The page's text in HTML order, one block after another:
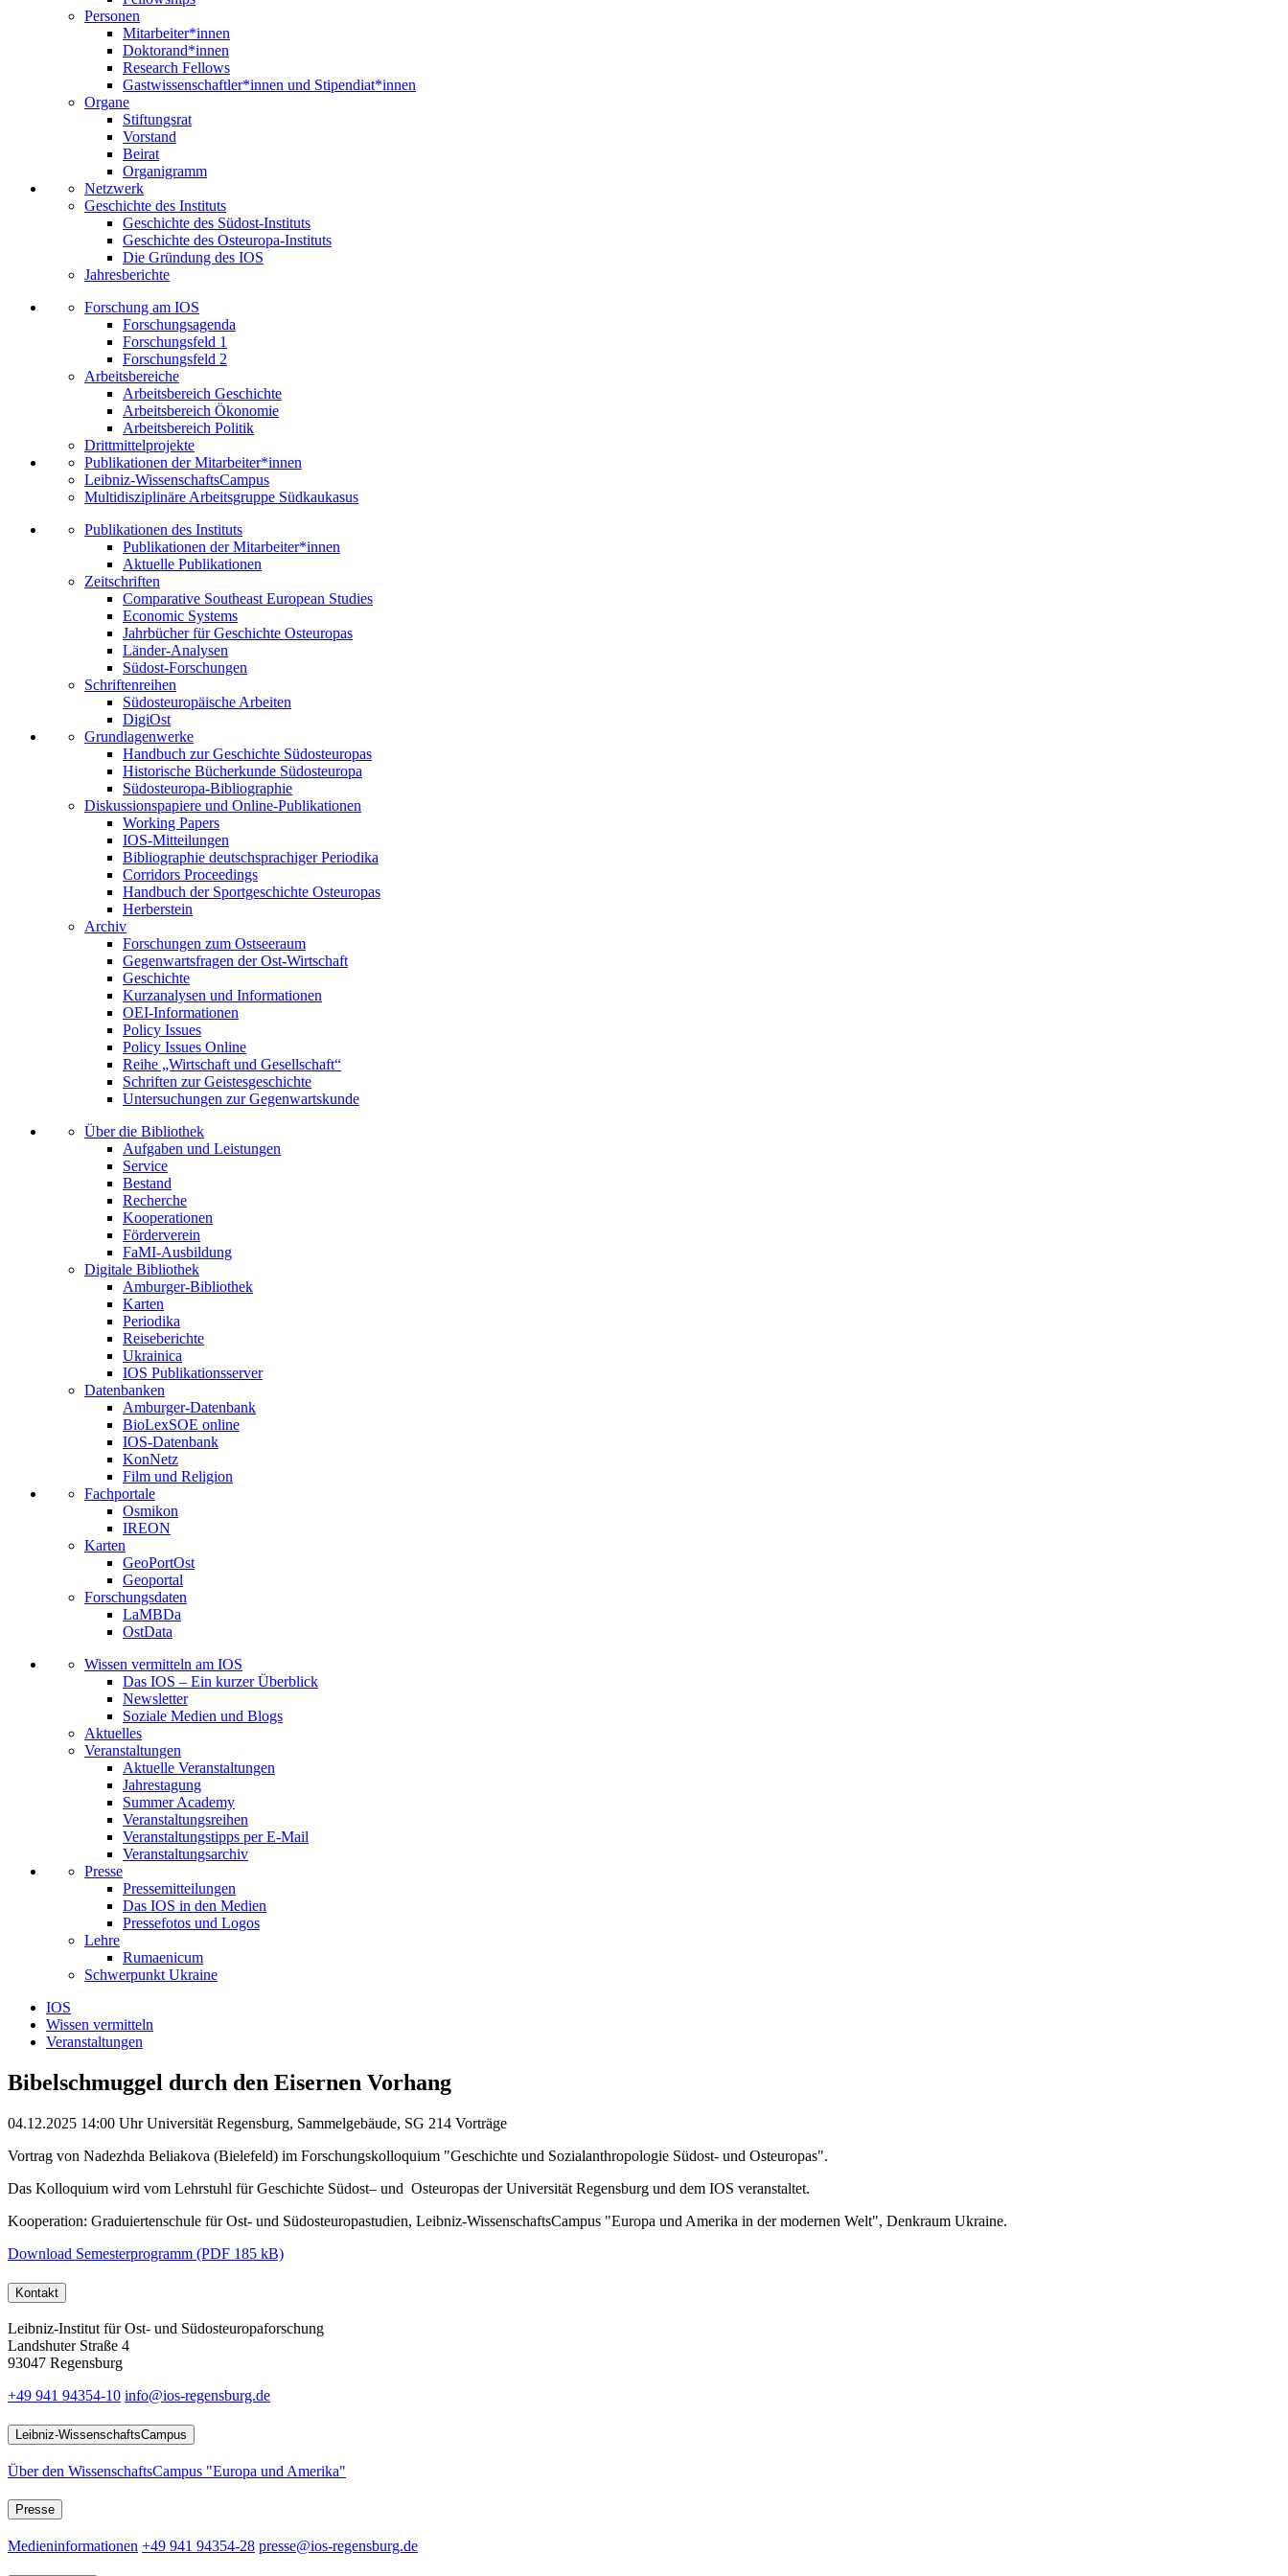
Personen
Mitarbeiter*innen
Doktorand*innen
Research Fellows
Gastwissenschaftler*innen und Stipendiat*innen
Organe
Stiftungsrat
Vorstand
Beirat
Organigramm
Netzwerk
Geschichte des Instituts
Geschichte des Südost-Instituts
Geschichte des Osteuropa-Instituts
Die Gründung des IOS
Jahresberichte
Forschung am IOS
Forschungsagenda
Forschungsfeld 1
Forschungsfeld 2
Arbeitsbereiche
Arbeitsbereich Geschichte
Arbeitsbereich Ökonomie
Arbeitsbereich Politik
Drittmittelprojekte
Publikationen der Mitarbeiter*innen
Leibniz-WissenschaftsCampus
Multidisziplinäre Arbeitsgruppe Südkaukasus
Publikationen des Instituts
Publikationen der Mitarbeiter*innen
Aktuelle Publikationen
Zeitschriften
Comparative Southeast European Studies
Economic Systems
Jahrbücher für Geschichte Osteuropas
Länder-Analysen
Südost-Forschungen
Schriftenreihen
Südosteuropäische Arbeiten
DigiOst
Grundlagenwerke
Handbuch zur Geschichte Südosteuropas
Historische Bücherkunde Südosteuropa
Südosteuropa-Bibliographie
Diskussionspapiere und Online-Publikationen
Working Papers
IOS-Mitteilungen
Bibliographie deutschsprachiger Periodika
Corridors Proceedings
Handbuch der Sportgeschichte Osteuropas
Herberstein
Archiv
Forschungen zum Ostseeraum
Gegenwartsfragen der Ost-Wirtschaft
Geschichte
Kurzanalysen und Informationen
OEI-Informationen
Policy Issues
Policy Issues Online
Reihe „Wirtschaft und Gesellschaft“
Schriften zur Geistesgeschichte
Untersuchungen zur Gegenwartskunde
Über die Bibliothek
Aufgaben und Leistungen
Service
Bestand
Recherche
Kooperationen
Förderverein
FaMI-Ausbildung
Digitale Bibliothek
Amburger-Bibliothek
Karten
Periodika
Reiseberichte
Ukrainica
IOS Publikationsserver
Datenbanken
Amburger-Datenbank
BioLexSOE online
IOS-Datenbank
KonNetz
Film und Religion
Fachportale
Osmikon
IREON
Karten
GeoPortOst
Geoportal
Forschungsdaten
LaMBDa
OstData
Wissen vermitteln am IOS
Das IOS – Ein kurzer Überblick
Newsletter
Soziale Medien und Blogs
Aktuelles
Veranstaltungen
Aktuelle Veranstaltungen
Jahrestagung
Summer Academy
Veranstaltungsreihen
Veranstaltungstipps per E-Mail
Veranstaltungsarchiv
Presse
Pressemitteilungen
Das IOS in den Medien
Pressefotos und Logos
Lehre
Rumaenicum
Schwerpunkt Ukraine
IOS
Wissen vermitteln
Veranstaltungen
Bibelschmuggel durch den Eisernen Vorhang
04.12.2025 14:00 Uhr Universität Regensburg, Sammelgebäude, SG 214 Vorträge
Vortrag von Nadezhda Beliakova (Bielefeld) im Forschungskolloquium "Geschichte und Sozialanthropologie Südost‐ und Osteuropas".
Das Kolloquium wird vom Lehrstuhl für Geschichte Südost– und Osteuropas der Universität Regensburg und dem IOS veranstaltet.
Kooperation: Graduiertenschule für Ost- und Südosteuropastudien, Leibniz-WissenschaftsCampus "Europa und Amerika in der modernen Welt", Denkraum Ukraine.
Download Semesterprogramm (PDF 185 kB)
Kontakt
Leibniz-Institut für Ost- und Südosteuropaforschung
Landshuter Straße 4
93047 Regensburg
+49 941 94354-10 info@ios-regensburg.de
Leibniz-WissenschaftsCampus
Über den WissenschaftsCampus "Europa und Amerika"
Presse
Medieninformationen +49 941 94354-28 presse@ios-regensburg.de